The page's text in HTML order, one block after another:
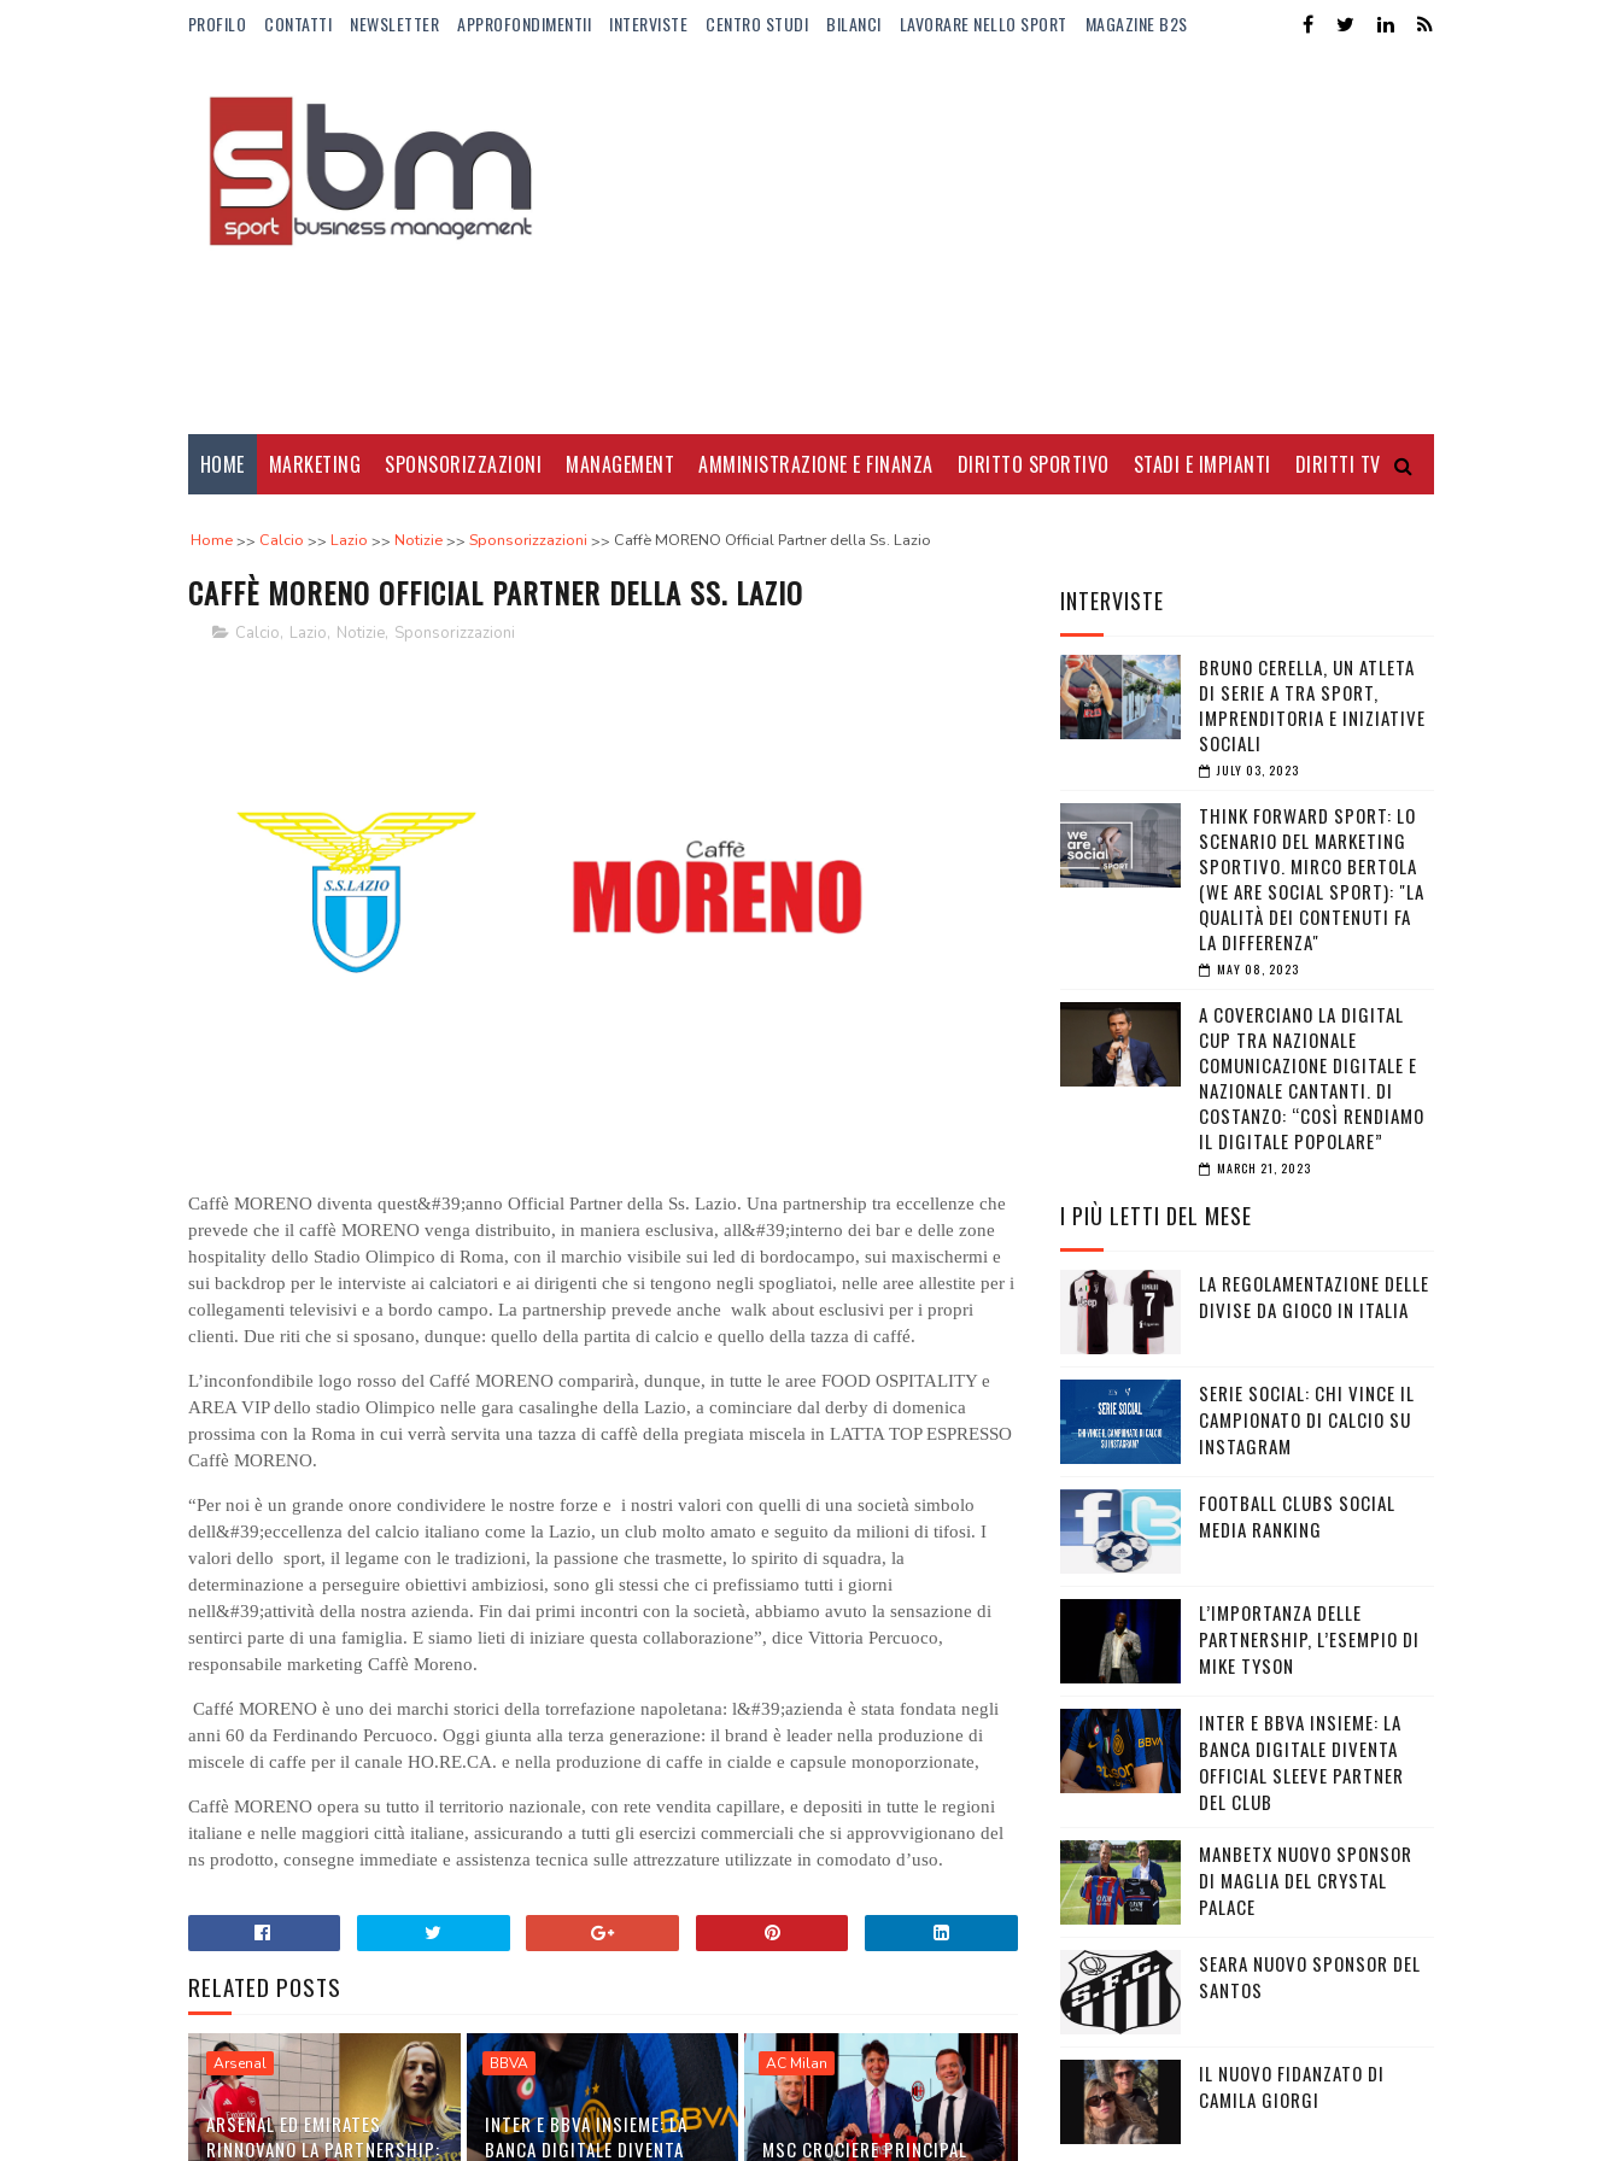
PROFILO CONTATTI NEWSLETTER APPROFONDIMENTII INTERVISTE CENTRO STUDI BILANCI LAVORARE NELLO SPORT MAGAZINE B2S
HOME MARKETING SPONSORIZZAZIONI MANAGEMENT AMMINISTRAZIONE E FINANZA DIRITTO SPORTIVO STADI E IMPIANTI DIRITTI TV
Home Calcio Lazio Notizie Sponsorizzazioni Caffè MORENO Official Partner della Ss. Lazio
CAFFÈ MORENO OFFICIAL PARTNER DELLA SS. LAZIO
Calcio, Lazio, Notizie, Sponsorizzazioni
Caffè MORENO diventa quest&#39;anno Official Partner della Ss. Lazio. Una partnership tra eccellenze che
prevede che il caffè MORENO venga distribuito, in maniera esclusiva, all&#39;interno dei bar e delle zone
hospitality dello Stadio Olimpico di Roma, con il marchio visibile sui led di bordocampo, sui maxischermi e
sui backdrop per le interviste ai calciatori e ai dirigenti che si tengono negli spogliatoi, nelle aree allestite per i
collegamenti televisivi e a bordo campo. La partnership prevede anche walk about esclusivi per i propri
clienti. Due riti che si sposano, dunque: quello della partita di calcio e quello della tazza di caffé.
L’inconfondibile logo rosso del Caffé MORENO comparirà, dunque, in tutte le aree FOOD OSPITALITY e
AREA VIP dello stadio Olimpico nelle gara casalinghe della Lazio, a cominciare dal derby di domenica
prossima con la Roma in cui verrà servita una tazza di caffè della pregiata miscela in LATTA TOP ESPRESSO
Caffè MORENO.
“Per noi è un grande onore condividere le nostre forze e i nostri valori con quelli di una società simbolo
dell&#39;eccellenza del calcio italiano come la Lazio, un club molto amato e seguito da milioni di tifosi. I
valori dello sport, il legame con le tradizioni, la passione che trasmette, lo spirito di squadra, la
determinazione a perseguire obiettivi ambiziosi, sono gli stessi che ci prefissiamo tutti i giorni
nell&#39;attività della nostra azienda. Fin dai primi incontri con la società, abbiamo avuto la sensazione di
sentirci parte di una famiglia. E siamo lieti di iniziare questa collaborazione”, dice Vittoria Percuoco,
responsabile marketing Caffè Moreno.
Caffé MORENO è uno dei marchi storici della torrefazione napoletana: l&#39;azienda è stata fondata negli
anni 60 da Ferdinando Percuoco. Oggi giunta alla terza generazione: il brand è leader nella produzione di
miscele di caffe per il canale HO.RE.CA. e nella produzione di caffe in cialde e capsule monoporzionate,
Caffè MORENO opera su tutto il territorio nazionale, con rete vendita capillare, e depositi in tutte le regioni
italiane e nelle maggiori città italiane, assicurando a tutti gli esercizi commerciali che si approvvigionano del
ns prodotto, consegne immediate e assistenza tecnica sulle attrezzature utilizzate in comodato d’uso.
RELATED POSTS
Arsenal
ARSENAL ED EMIRATES
RINNOVANO LA PARTNERSHIP:
BBVA
INTER E BBVA INSIEME: LA
BANCA DIGITALE DIVENTA
AC Milan
MSC CROCIERE PRINCIPAL
INTERVISTE
BRUNO CERELLA, UN ATLETA
DI SERIE A TRA SPORT,
IMPRENDITORIA E INIZIATIVE
SOCIALI
JULY 03, 2023
THINK FORWARD SPORT: LO
SCENARIO DEL MARKETING
SPORTIVO. MIRCO BERTOLA
(WE ARE SOCIAL SPORT): "LA
QUALITÀ DEI CONTENUTI FA
LA DIFFERENZA"
MAY 08, 2023
A COVERCIANO LA DIGITAL
CUP TRA NAZIONALE
COMUNICAZIONE DIGITALE E
NAZIONALE CANTANTI. DI
COSTANZO: “COSÌ RENDIAMO
IL DIGITALE POPOLARE”
MARCH 21, 2023
I PIÙ LETTI DEL MESE
LA REGOLAMENTAZIONE DELLE
DIVISE DA GIOCO IN ITALIA
SERIE SOCIAL: CHI VINCE IL
CAMPIONATO DI CALCIO SU
INSTAGRAM
FOOTBALL CLUBS SOCIAL
MEDIA RANKING
L’IMPORTANZA DELLE
PARTNERSHIP, L’ESEMPIO DI
MIKE TYSON
INTER E BBVA INSIEME: LA
BANCA DIGITALE DIVENTA
OFFICIAL SLEEVE PARTNER
DEL CLUB
MANBETX NUOVO SPONSOR
DI MAGLIA DEL CRYSTAL
PALACE
SEARA NUOVO SPONSOR DEL
SANTOS
IL NUOVO FIDANZATO DI
CAMILA GIORGI